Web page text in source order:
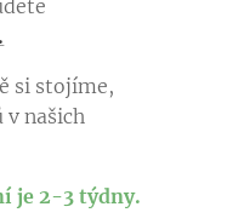
si stojíme,
v našich
je 2-3 týdny.